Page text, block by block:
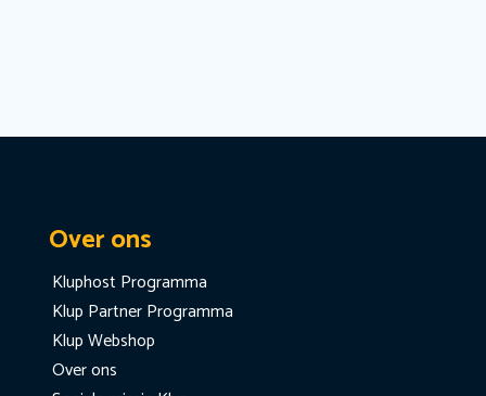
Over ons
Kluphost Programma
Klup Partner Programma
Klup Webshop
Over ons